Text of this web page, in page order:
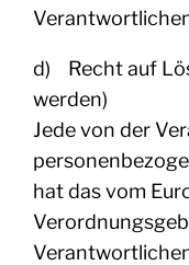
d) Recht auf
werden)
Jede von der
hat das vom